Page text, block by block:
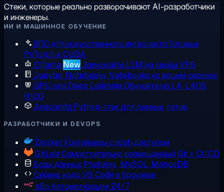
Стеки, которые реально разворачивают AI-разработчики
и инженеры.
ИИ И МАШИННОЕ ОБУЧЕНИЕ
ВПС для искусственного интеллектаГотовые
PyTorch и CUDA
Ollama NewЗапускайте LLM на своём VPS
Jupyter Notebooks Notebooks на вашем сервере
GPU для Deep Learning Обучайте на L4, L40S,
H100
Anaconda Python-стек для данных, готов
РАЗРАБОТЧИКИ И DEVOPS
Docker Контейнеры с root-доступом
GitLab Самостоятельно размещенный Git + CI/CD
Базы данных Postgres, MySQL, MongoDB
Сервер кодаVS Code в браузере
n8n Автоматизации 24/7